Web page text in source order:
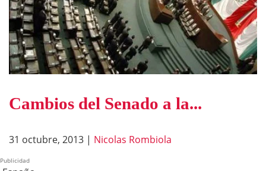
Cambios del Senado a la...
31 octubre, 2013 | Nicolas Rombiola
Publicidad